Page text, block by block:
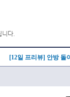
다.
[12일 프리뷰] 안방 돌